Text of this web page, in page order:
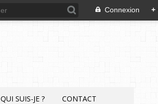
Connexion +
QUI SUIS-JE ? CONTACT